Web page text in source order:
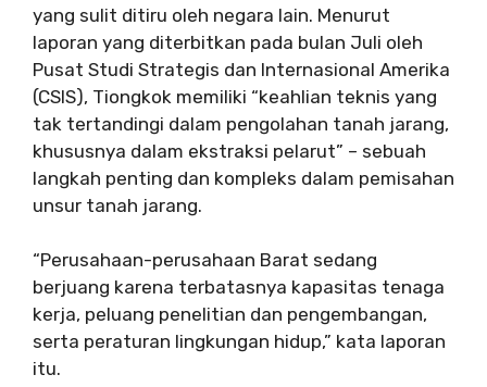
yang sulit ditiru oleh negara lain. Menurut
laporan yang diterbitkan pada bulan Juli oleh
Pusat Studi Strategis dan Internasional Amerika
(CSIS), Tiongkok memiliki “keahlian teknis yang
tak tertandingi dalam pengolahan tanah jarang,
khususnya dalam ekstraksi pelarut” – sebuah
langkah penting dan kompleks dalam pemisahan
unsur tanah jarang.
“Perusahaan-perusahaan Barat sedang
berjuang karena terbatasnya kapasitas tenaga
kerja, peluang penelitian dan pengembangan,
serta peraturan lingkungan hidup,” kata laporan
itu.